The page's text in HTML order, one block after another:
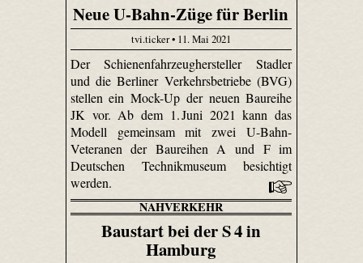
Neue U-Bahn-Züge für Berlin
tvi.ticker • 11. Mai 2021
Der Schienenfahrzeughersteller Stadler
und die Berliner Verkehrsbetriebe (BVG)
stellen ein Mock-Up der neuen Baureihe
JK vor. Ab dem 1. Juni 2021 kann das
Modell gemeinsam mit zwei U-Bahn-
Veteranen der Baureihen A und F im
Deutschen Technikmuseum besichtigt
werden.
NAHVERKEHR
Baustart bei der S 4 in
Hamburg